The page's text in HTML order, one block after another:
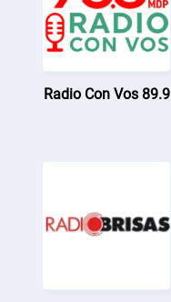
Radio Con Vos 89.9